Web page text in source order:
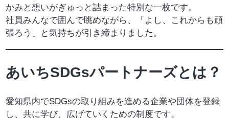
かみと想いがぎゅっと詰まった特別な一枚です。
社員みんなで囲んで眺めながら、「よし、これからも頑
張ろう」と気持ちが引き締まりました。
あいちSDGsパートナーズとは？
愛知県内でSDGsの取り組みを進める企業や団体を登録
し、共に学び、広げていくための制度です。